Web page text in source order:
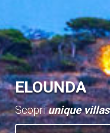
ELOUNDA
Scopriunique villas